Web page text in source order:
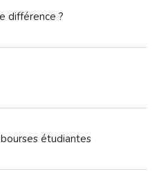
différence ?
étudiantes